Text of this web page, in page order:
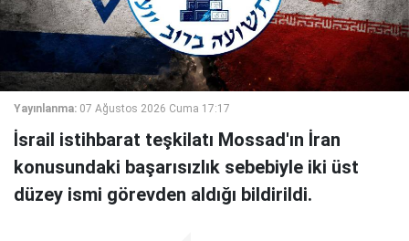
Yayınlanma: 07 Ağustos 2026 Cuma 17:17
İsrail istihbarat teşkilatı Mossad'ın İran
konusundaki başarısızlık sebebiyle iki üst
düzey ismi görevden aldığı bildirildi.